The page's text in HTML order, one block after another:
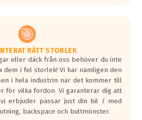
h brukar
överträffa
kommer det finnas
med vågar. Hög
med svarta vågor
påvisar om det är
RÄTT STORLEK
eller däck från oss behöver du inte
dem i fel storlek! Vi har nämligen den
i hela industrin när det kommer till
för vilka fordon. Vi garanterar dig att
erbjuder passar just din bil / med
backspace och bultmönster.